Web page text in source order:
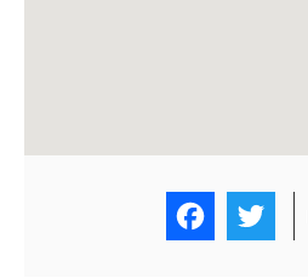
Facebook